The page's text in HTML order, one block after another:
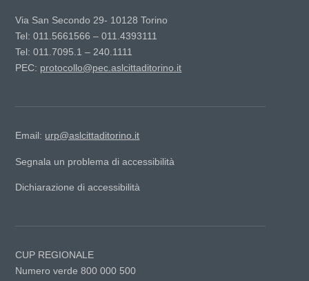
Via San Secondo 29- 10128 Torino
Tel: 011.5661566 – 011.4393111
Tel: 011.7095.1 – 240.1111
PEC: protocollo@pec.aslcittaditorino.it
Email: urp@aslcittaditorino.it
Segnala un problema di accessibilità
Dichiarazione di accessibilità
CUP REGIONALE
Numero verde 800 000 500